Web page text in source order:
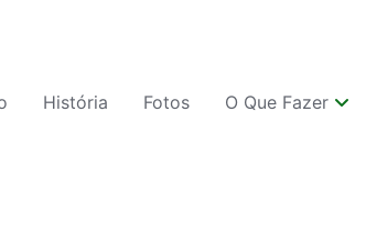
História Fotos O Que Fazer